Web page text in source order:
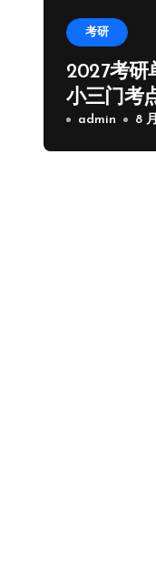
考研
2027考研
小三门考
admin 8